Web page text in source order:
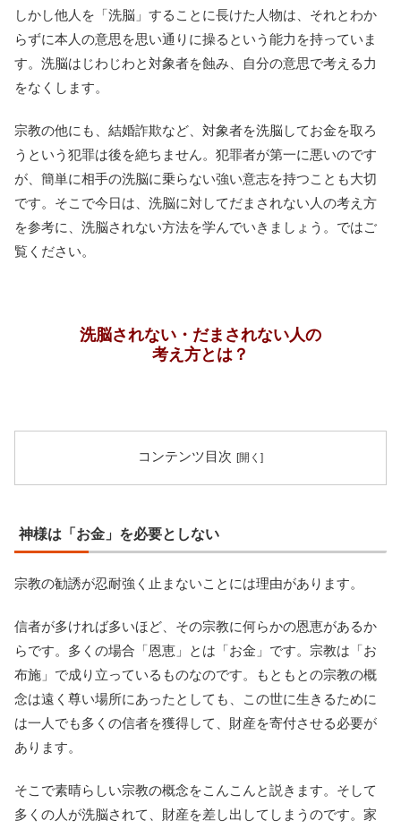
しかし他人を「洗脳」することに長けた人物は、それとわか
らずに本人の意思を思い通りに操るという能力を持っていま
す。洗脳はじわじわと対象者を蝕み、自分の意思で考える力
をなくします。
宗教の他にも、結婚詐欺など、対象者を洗脳してお金を取ろ
うという犯罪は後を絶ちません。犯罪者が第一に悪いのです
が、簡単に相手の洗脳に乗らない強い意志を持つことも大切
です。そこで今日は、洗脳に対してだまされない人の考え方
を参考に、洗脳されない方法を学んでいきましょう。ではご
覧ください。
洗脳されない・だまされない人の
考え方とは？
コンテンツ目次
神様は「お金」を必要としない
宗教の勧誘が忍耐強く止まないことには理由があります。
信者が多ければ多いほど、その宗教に何らかの恩恵があるか
らです。多くの場合「恩恵」とは「お金」です。宗教は「お
布施」で成り立っているものなのです。もともとの宗教の概
念は遠く尊い場所にあったとしても、この世に生きるために
は一人でも多くの信者を獲得して、財産を寄付させる必要が
あります。
そこで素晴らしい宗教の概念をこんこんと説きます。そして
多くの人が洗脳されて、財産を差し出してしまうのです。家